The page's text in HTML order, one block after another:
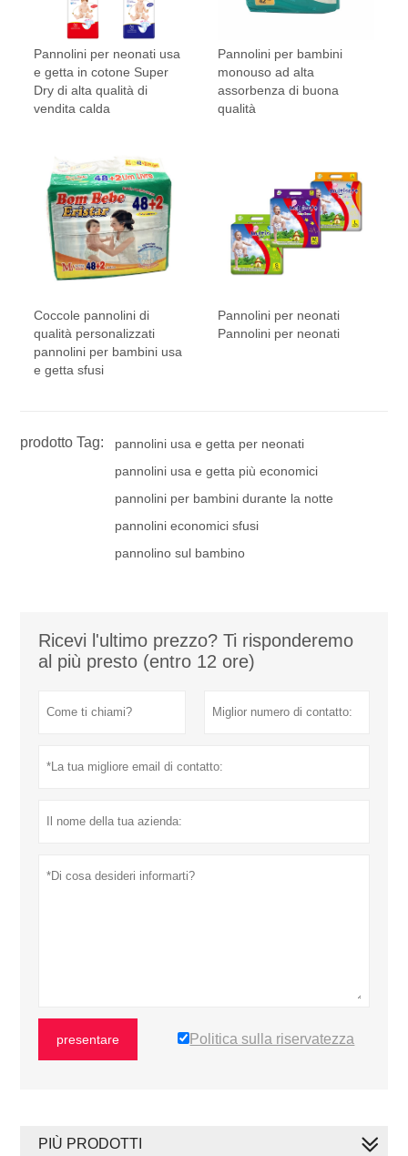
Pannolini per neonati usa
e getta in cotone Super
Dry di alta qualità di
vendita calda
Pannolini per bambini
monouso ad alta
assorbenza di buona
qualità
Coccole pannolini di
qualità personalizzati
pannolini per bambini usa
e getta sfusi
Pannolini per neonati
Pannolini per neonati
prodotto Tag:
pannolini usa e getta per neonati
pannolini usa e getta più economici
pannolini per bambini durante la notte
pannolini economici sfusi
pannolino sul bambino
Ricevi l'ultimo prezzo? Ti risponderemo
al più presto (entro 12 ore)
presentare Politica sulla riservatezza
PIÙ PRODOTTI